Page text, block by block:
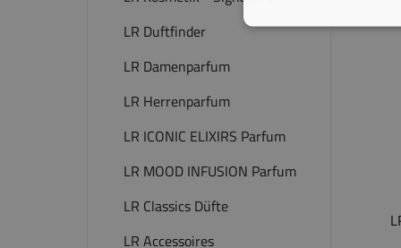
LR Duftfinder
LR Damenparfum
LR Herrenparfum
LR ICONIC ELIXIRS Parfum
LR MOOD INFUSION Parfum
LR Classics Düfte
LR Accessoires